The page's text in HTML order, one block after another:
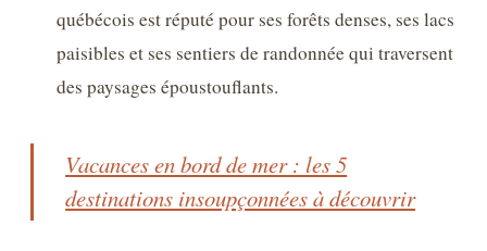
québécois est réputé pour ses forêts denses, ses lacs
paisibles et ses sentiers de randonnée qui traversent
des paysages époustouflants.
Vacances en bord de mer : les 5
destinations insoupçonnées à découvrir